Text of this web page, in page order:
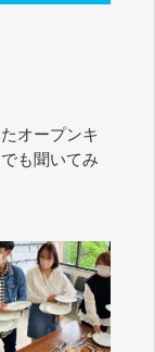
オープンキ
も聞いてみ